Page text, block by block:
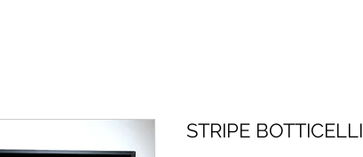
STRIPE BOTTICELLI